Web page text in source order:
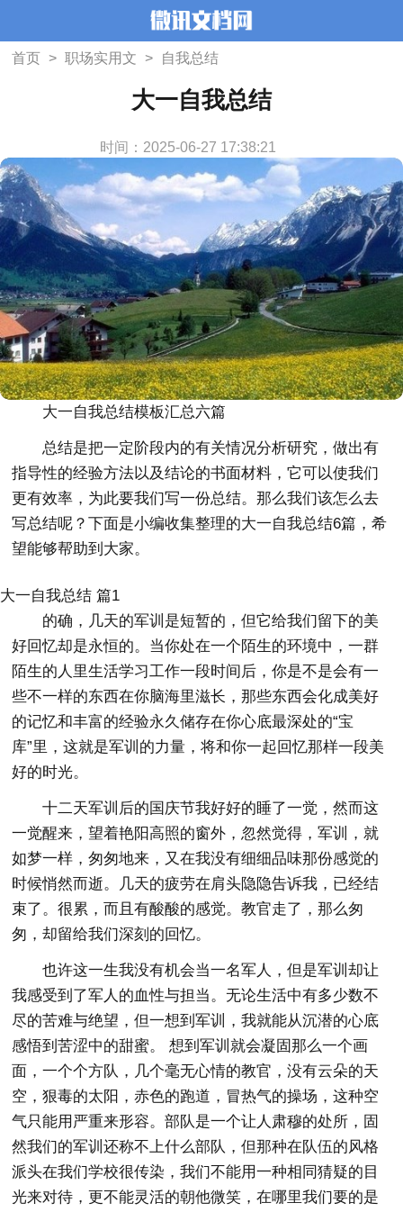
首页 > 职场实用文 > 自我总结
大一自我总结
时间：2025-06-27 17:38:21
大一自我总结模板汇总六篇
总结是把一定阶段内的有关情况分析研究，做出有
指导性的经验方法以及结论的书面材料，它可以使我们
更有效率，为此要我们写一份总结。那么我们该怎么去
写总结呢？下面是小编收集整理的大一自我总结6篇，希
望能够帮助到大家。
大一自我总结 篇1
的确，几天的军训是短暂的，但它给我们留下的美
好回忆却是永恒的。当你处在一个陌生的环境中，一群
陌生的人里生活学习工作一段时间后，你是不是会有一
些不一样的东西在你脑海里滋长，那些东西会化成美好
的记忆和丰富的经验永久储存在你心底最深处的“宝
库”里，这就是军训的力量，将和你一起回忆那样一段美
好的时光。
十二天军训后的国庆节我好好的睡了一觉，然而这
一觉醒来，望着艳阳高照的窗外，忽然觉得，军训，就
如梦一样，匆匆地来，又在我没有细细品味那份感觉的
时候悄然而逝。几天的疲劳在肩头隐隐告诉我，已经结
束了。很累，而且有酸酸的感觉。教官走了，那么匆
匆，却留给我们深刻的回忆。
也许这一生我没有机会当一名军人，但是军训却让
我感受到了军人的血性与担当。无论生活中有多少数不
尽的苦难与绝望，但一想到军训，我就能从沉潜的心底
感悟到苦涩中的甜蜜。 想到军训就会凝固那么一个画
面，一个个方队，几个毫无心情的教官，没有云朵的天
空，狠毒的太阳，赤色的跑道，冒热气的操场，这种空
气只能用严重来形容。部队是一个让人肃穆的处所，固
然我们的军训还称不上什么部队，但那种在队伍的风格
派头在我们学校很传染，我们不能用一种相同猜疑的目
光来对待，更不能灵活的朝他微笑，在哪里我们要的是